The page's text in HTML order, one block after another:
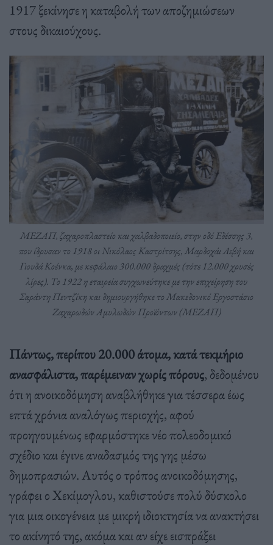
1917 ξεκίνησε η καταβολή των αποζημιώσεων
στους δικαιούχους.
ΜΕΖΑΠ, ζαχαροπλαστείο και χαλβαδοποιείο, στην οδό Εδέσσης 3,
που ίδρυσαν το 1918 οι Νικόλαος Καστρίτσης, Μαρδοχάι Λεβή και
Γιουδά Κοένκα, με κεφάλαιο 300.000 δραχμές (τότε 12.000 χρυσές
λίρες). Το 1922 η εταιρεία συγχωνεύτηκε με την επιχείρηση του
Σαράντη Πεντζίκη και δημιουργήθηκε το Μακεδονικό Εργοστάσιο
Ζαχαρωδών Αμυλωδών Προϊόντων (ΜΕΖΑΠ)
Πάντως, περίπου 20.000 άτομα, κατά τεκμήριο
ανασφάλιστα, παρέμειναν χωρίς πόρους, δεδομένου
ότι η ανοικοδόμηση αναβλήθηκε για τέσσερα έως
επτά χρόνια αναλόγως περιοχής, αφού
προηγουμένως εφαρμόστηκε νέο πολεοδομικό
σχέδιο και έγινε αναδασμός της γης μέσω
δημοπρασιών. Αυτός ο τρόπος ανοικοδόμησης,
γράφει ο Χεκίμογλου, καθιστούσε πολύ δύσκολο
για μια οικογένεια με μικρή ιδιοκτησία να ανακτήσει
το ακίνητό της, ακόμα και αν είχε εισπράξει